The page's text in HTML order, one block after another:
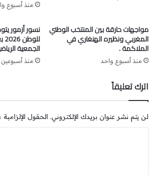
مدارس المعارف بمديرية سلا، وتزاول
منذ أسبوع
مواجهات حارقة بين المنتخب الوطني
المغربي ونظيره الهنغاري في
الملاكمة .
منذ أسبوع واحد
نسور أزمور
الجمعية
منذ أسبوعين
اترك تعليقاً
لن يتم نشر عنوان بريدك الإلكتروني. الحقول الإلزامية